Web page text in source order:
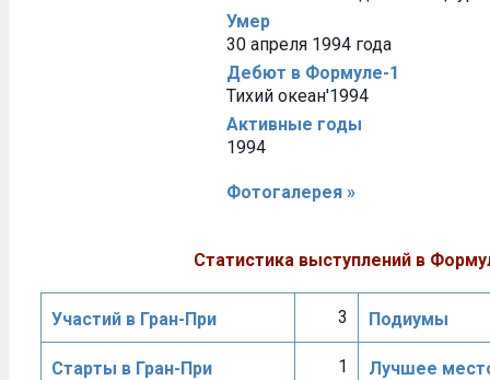
Умер
30 апреля 1994 года
Дебют в Формуле-1
Тихий океан'1994
Активные годы
1994
Фотогалерея »
Статистика выступлений в
Участий в Гран-При 3 Подиумы
Старты в Гран-При 1 Лучшее